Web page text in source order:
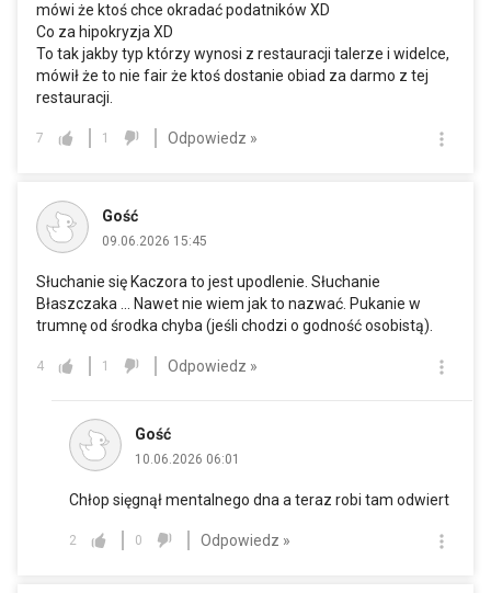
mówi że ktoś chce okradać podatników XD
Co za hipokryzja XD
To tak jakby typ którzy wynosi z restauracji talerze i widelce,
mówił że to nie fair że ktoś dostanie obiad za darmo z tej
restauracji.
7 1 Odpowiedz »
Gość
09.06.2026 15:45
Słuchanie się Kaczora to jest upodlenie. Słuchanie
Błaszczaka ... Nawet nie wiem jak to nazwać. Pukanie w
trumnę od środka chyba (jeśli chodzi o godność osobistą).
4 1 Odpowiedz »
Gość
10.06.2026 06:01
Chłop sięgnął mentalnego dna a teraz robi tam odwiert
2 0 Odpowiedz »